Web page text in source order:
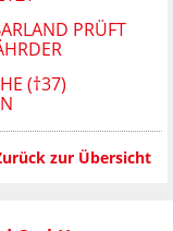
PRÜFT
(†37)
zur Übersicht